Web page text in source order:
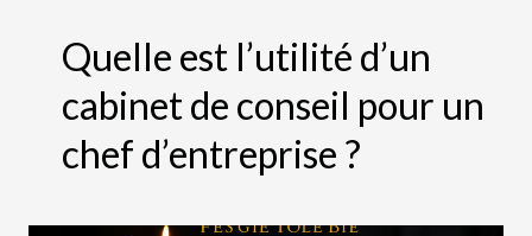
Quelle est l’utilité d’un
cabinet de conseil pour un
chef d’entreprise ?